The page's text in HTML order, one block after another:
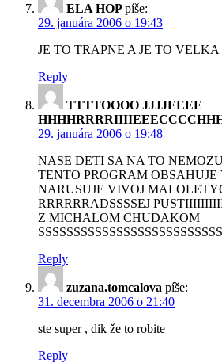
ELA HOPpíše:
29. januára 2006 o 19:43
JE TO TRAPNE A JE TO
Reply
TTTTOOOO JJJJEEEE
29. januára 2006 o 19:48
NASE DETI SA NA TO
TENTO PROGRAM
NARUSUJE VIVOJ
RRRRRRADSSSSEJ
Z MICHALOM CHUDAKOM
Reply
zuzana.tomcalova píše:
31. decembra 2006 o 21:40
ste super , dik že to robite
Reply